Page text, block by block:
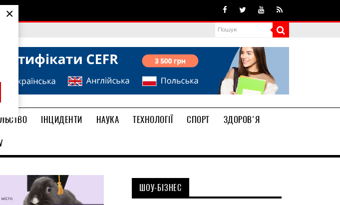
ІНЦИДЕНТИ НАУКА ТЕХНОЛОГІЇ СПОРТ
ЗДОРОВ'Я
ШОУ-БІЗНЕС
×